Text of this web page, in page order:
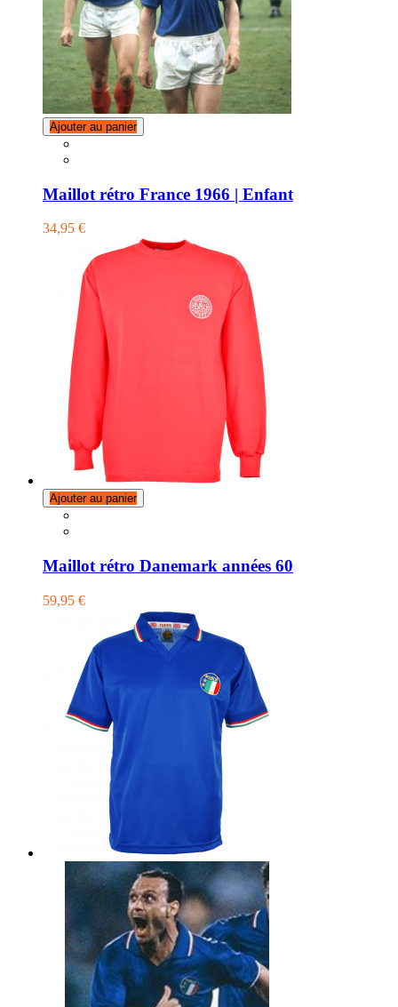
Ajouter au panier
Maillot rétro France 1966 | Enfant
34,95 €
Ajouter au panier
Maillot rétro Danemark années 60
59,95 €